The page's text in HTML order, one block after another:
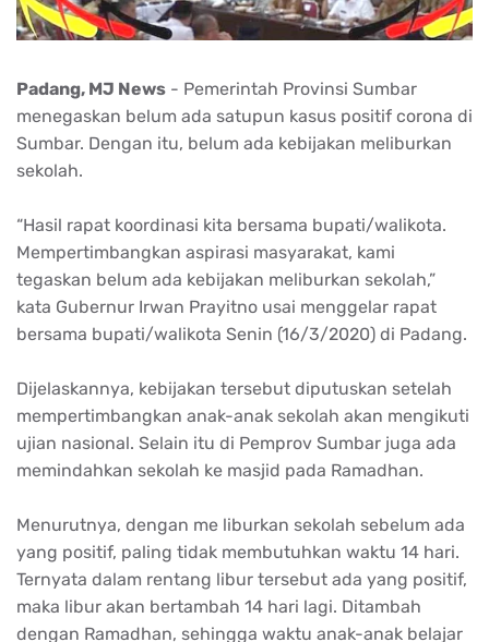
Padang, MJ News - Pemerintah Provinsi Sumbar
menegaskan belum ada satupun kasus positif corona di
Sumbar. Dengan itu, belum ada kebijakan meliburkan
sekolah.
“Hasil rapat koordinasi kita bersama bupati/walikota.
Mempertimbangkan aspirasi masyarakat, kami
tegaskan belum ada kebijakan meliburkan sekolah,”
kata Gubernur Irwan Prayitno usai menggelar rapat
bersama bupati/walikota Senin (16/3/2020) di Padang.
Dijelaskannya, kebijakan tersebut diputuskan setelah
mempertimbangkan anak-anak sekolah akan mengikuti
ujian nasional. Selain itu di Pemprov Sumbar juga ada
memindahkan sekolah ke masjid pada Ramadhan.
Menurutnya, dengan me liburkan sekolah sebelum ada
yang positif, paling tidak membutuhkan waktu 14 hari.
Ternyata dalam rentang libur tersebut ada yang positif,
maka libur akan bertambah 14 hari lagi. Ditambah
dengan Ramadhan, sehingga waktu anak-anak belajar